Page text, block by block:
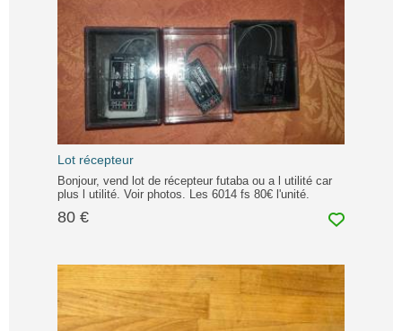
Lot récepteur
Bonjour, vend lot de récepteur futaba ou a l utilité car
plus l utilité. Voir photos. Les 6014 fs 80€ l'unité.
80 €